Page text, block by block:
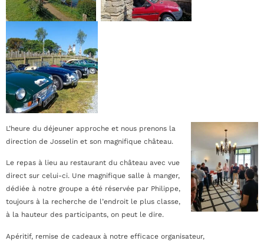
L’heure du déjeuner approche et nous prenons la
direction de Josselin et son magnifique château.
Le repas à lieu au restaurant du château avec vue
direct sur celui-ci. Une magnifique salle à manger,
dédiée à notre groupe a été réservée par Philippe,
toujours à la recherche de l’endroit le plus classe,
à la hauteur des participants, on peut le dire.
Apéritif, remise de cadeaux à notre efficace organisateur,